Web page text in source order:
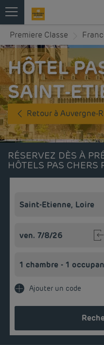
Premiere Classe
HÔTEL
SAINT-
Retour à Auvergne-
RÉSERVEZ DÈS À
HÔTELS PAS CHERS
Ajouter un code